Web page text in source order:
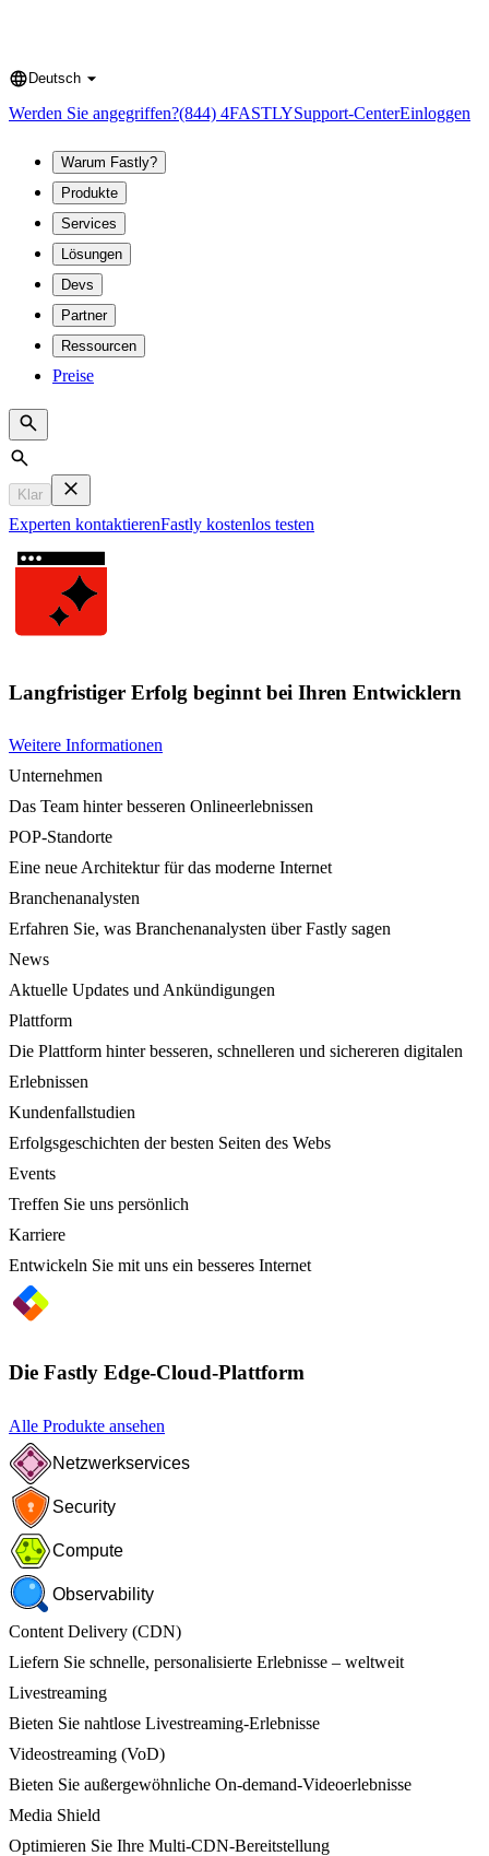
Language
Deutsch
Werden Sie angegriffen?(844) 4FASTLYSupport-CenterEinloggen
Warum Fastly?
Produkte
Services
Lösungen
Devs
Partner
Ressourcen
Preise
Search
Klar
Experten kontaktierenFastly kostenlos testen
Langfristiger Erfolg beginnt bei Ihren Entwicklern
Weitere Informationen
Unternehmen
Das Team hinter besseren Onlineerlebnissen
POP-Standorte
Eine neue Architektur für das moderne Internet
Branchenanalysten
Erfahren Sie, was Branchenanalysten über Fastly sagen
News
Aktuelle Updates und Ankündigungen
Plattform
Die Plattform hinter besseren, schnelleren und sichereren digitalen
Erlebnissen
Kundenfallstudien
Erfolgsgeschichten der besten Seiten des Webs
Events
Treffen Sie uns persönlich
Karriere
Entwickeln Sie mit uns ein besseres Internet
Die Fastly Edge-Cloud-Plattform
Alle Produkte ansehen
Netzwerkservices
Security
Compute
Observability
Content Delivery (CDN)
Liefern Sie schnelle, personalisierte Erlebnisse – weltweit
Livestreaming
Bieten Sie nahtlose Livestreaming-Erlebnisse
Videostreaming (VoD)
Bieten Sie außergewöhnliche On-demand-Videoerlebnisse
Media Shield
Optimieren Sie Ihre Multi-CDN-Bereitstellung